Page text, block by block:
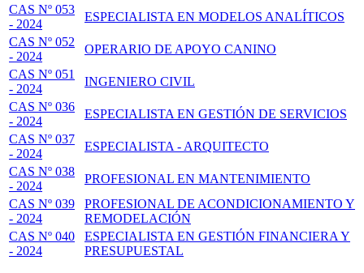
CAS Nº 053
- 2024
ESPECIALISTA EN MODELOS ANALÍTICOS
CAS Nº 052
- 2024
OPERARIO DE APOYO CANINO
CAS Nº 051
- 2024
INGENIERO CIVIL
CAS Nº 036
- 2024
ESPECIALISTA EN GESTIÓN DE SERVICIOS
CAS Nº 037
- 2024
ESPECIALISTA - ARQUITECTO
CAS Nº 038
- 2024
PROFESIONAL EN MANTENIMIENTO
CAS Nº 039
- 2024
PROFESIONAL DE ACONDICIONAMIENTO Y
REMODELACIÓN
CAS Nº 040
- 2024
ESPECIALISTA EN GESTIÓN FINANCIERA Y
PRESUPUESTAL